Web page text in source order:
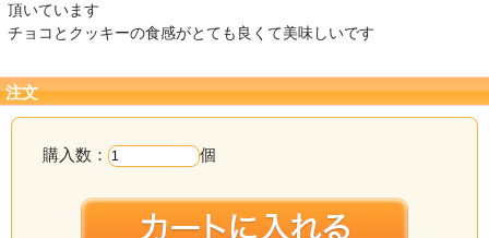
頂いています
チョコとクッキーの食感がとても良くて美味しいです
注文
購入数： 個